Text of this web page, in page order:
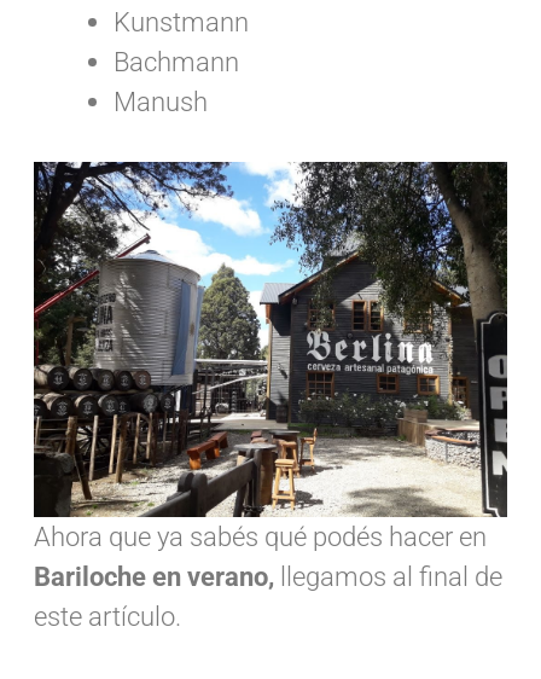
Kunstmann
Bachmann
Manush
Ahora que ya sabés qué podés hacer en
Bariloche en verano, llegamos al final de
este artículo.